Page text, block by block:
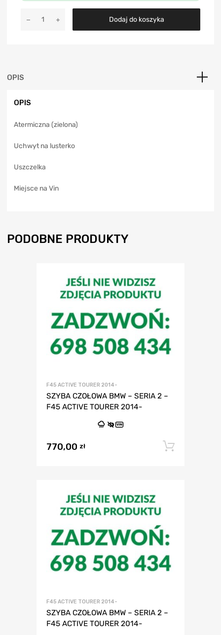
Dodaj do koszyka
a
OPIS
OPIS
Atermiczna (zielona)
Uchwyt na lusterko
Uszczelka
Miejsce na Vin
PODOBNE PRODUKTY
F45 ACTIVE TOURER 2014-
SZYBA CZOŁOWA BMW – SERIA 2 –
F45 ACTIVE TOURER 2014-
VIN
770,00 zł
F45 ACTIVE TOURER 2014-
SZYBA CZOŁOWA BMW – SERIA 2 –
F45 ACTIVE TOURER 2014-